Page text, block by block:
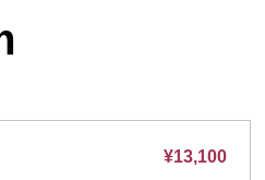
¥13,100